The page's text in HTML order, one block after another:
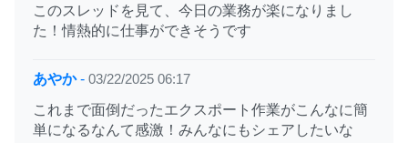
このスレッドを見て、今日の業務が楽になりまし
た！情熱的に仕事ができそうです
あやか- 03/22/2025 06:17
これまで面倒だったエクスポート作業がこんなに簡
単になるなんて感激！みんなにもシェアしたいな